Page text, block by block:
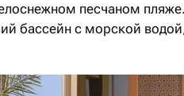
песчаном
бассейн с морской